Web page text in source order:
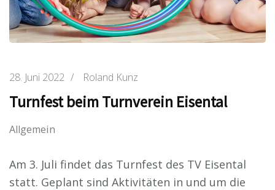
28. Juni 2022 / Roland Kunz
Turnfest beim Turnverein Eisental
Allgemein
Am 3. Juli findet das Turnfest des TV Eisental
statt. Geplant sind Aktivitäten in und um die